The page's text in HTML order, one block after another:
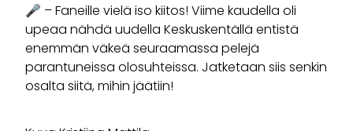
🎤 – Faneille vielä iso kiitos! Viime kaudella oli
upeaa nähdä uudella Keskuskentällä entistä
enemmän väkeä seuraamassa pelejä
parantuneissa olosuhteissa. Jatketaan siis senkin
osalta siitä, mihin jäätiin!